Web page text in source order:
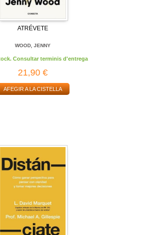
ATRÉVETE
WOOD, JENNY
Consultar terminis d'entrega
21,90 €
AFEGIR A LA CISTELLA